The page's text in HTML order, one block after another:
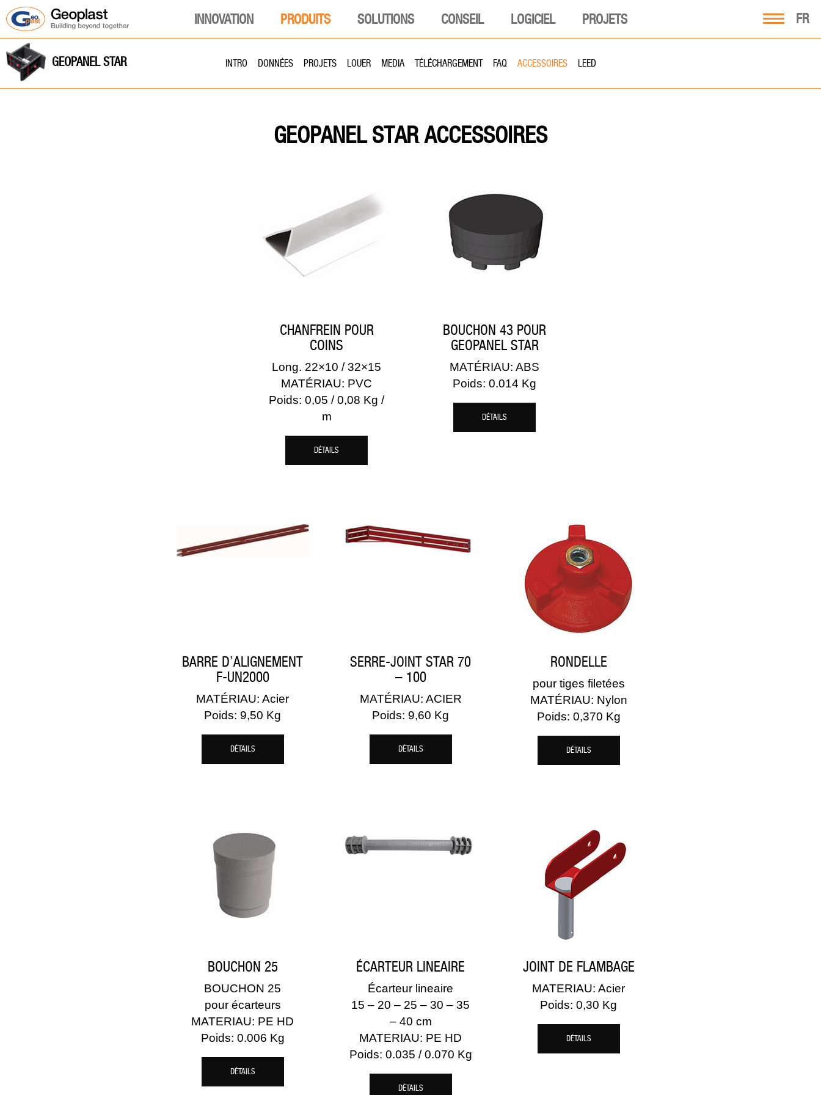
FR
INNOVATION PRODUITS SOLUTIONS CONSEIL LOGICIEL PROJETS
GEOPANEL STAR INTRO DONNÉES PROJETS LOUER MEDIA TÉLÉCHARGEMENT FAQ ACCESSOIRES LEED
GEOPANEL STAR ACCESSOIRES
CHANFREIN POUR
COINS
Long. 22×10 / 32×15
MATÉRIAU: PVC
Poids: 0,05 / 0,08 Kg /
m
DÉTAILS
BOUCHON 43 POUR
GEOPANEL STAR
MATÉRIAU: ABS
Poids: 0.014 Kg
DÉTAILS
BARRE D’ALIGNEMENT
F-UN2000
MATÉRIAU: Acier
Poids: 9,50 Kg
DÉTAILS
SERRE-JOINT STAR 70
– 100
MATÉRIAU: ACIER
Poids: 9,60 Kg
DÉTAILS
RONDELLE
pour tiges filetées
MATÉRIAU: Nylon
Poids: 0,370 Kg
DÉTAILS
BOUCHON 25
BOUCHON 25
pour écarteurs
MATERIAU: PE HD
Poids: 0.006 Kg
DÉTAILS
ÉCARTEUR LINEAIRE
Écarteur lineaire
15 – 20 – 25 – 30 – 35
– 40 cm
MATERIAU: PE HD
Poids: 0.035 / 0.070 Kg
DÉTAILS
JOINT DE FLAMBAGE
MATERIAU: Acier
Poids: 0,30 Kg
DÉTAILS